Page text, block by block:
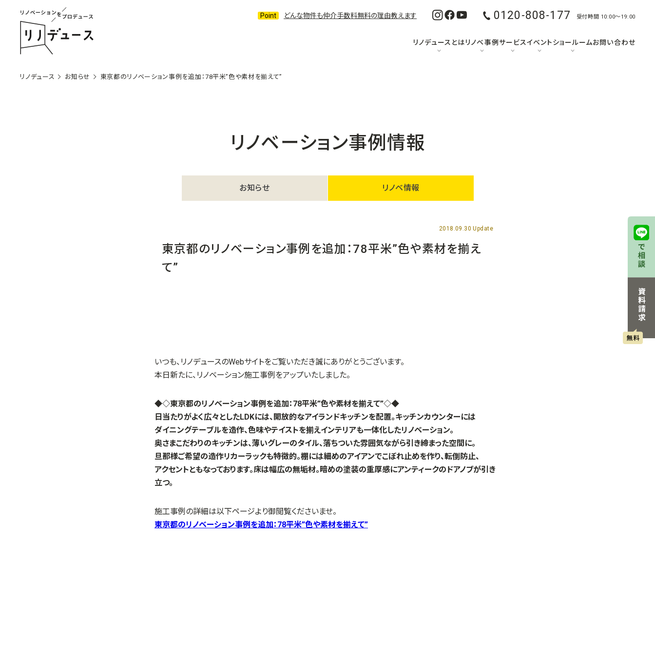
どんな物件も仲介手数料無料の理由教えます 0120-808-177 受付時間 10:00〜19:00
リノデュースとはリノベ事例サービスイベントショールームお問い合わせ
リノデュース お知らせ 東京都のリノベーション事例を追加：78平米”色や素材を揃えて”
リノベーション事例情報
お知らせ リノベ情報
2018.09.30 Update
東京都のリノベーション事例を追加：78平米”色や素材を揃え
て”
いつも、リノデュースのWebサイトをご覧いただき誠にありがとうございます。
本日新たに、リノベーション施工事例をアップいたしました。
◆◇東京都のリノベーション事例を追加：78平米”色や素材を揃えて”◇◆
日当たりがよく広々としたLDKには、開放的なアイランドキッチンを配置。キッチンカウンターには
ダイニングテーブルを造作、色味やテイストを揃えインテリアも一体化したリノベーション。
奥さまこだわりのキッチンは、薄いグレーのタイル、落ちついた雰囲気ながら引き締まった空間に。
旦那様ご希望の造作リカーラックも特徴的。棚には細めのアイアンでこぼれ止めを作り、転倒防止、
アクセントともなっております。床は幅広の無垢材。暗めの塗装の重厚感にアンティークのドアノブが引き
立つ。
施工事例の詳細は以下ページより御閲覧くださいませ。
東京都のリノベーション事例を追加：78平米”色や素材を揃えて”